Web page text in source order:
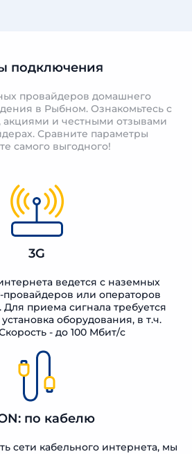
подключения
провайдеров домашнего
в Рыбном. Ознакомьтесь с
и честными отзывами
Сравните параметры
самого выгодного!
3G
ведется с наземных
или операторов
приема сигнала требуется
оборудования, в т.ч.
- до 100 Мбит/с
по кабелю
сети кабельного интернета, мы